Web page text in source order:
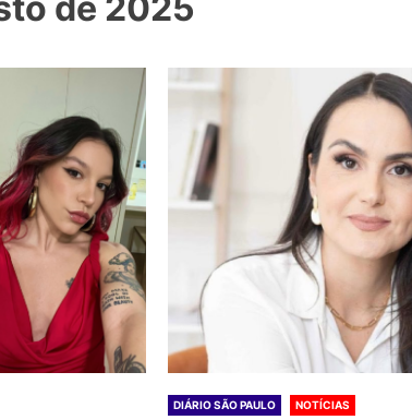
DIÁRIO SÃO PAULO
NOTÍCIAS